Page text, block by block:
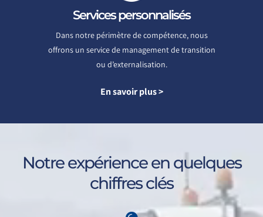
Services personnalisés
Dans notre périmètre de compétence, nous
offrons un service de management de transition
ou d’externalisation.
En savoir plus >
Notre expérience en quelques
chiffres clés